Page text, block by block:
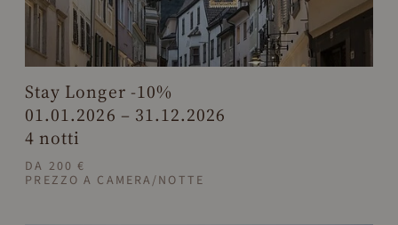
Stay Longer -10%
01.01.2026 – 31.12.2026
4 notti
DA 200 €
PREZZO A CAMERA/NOTTE